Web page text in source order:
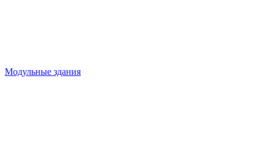
Модульные здания